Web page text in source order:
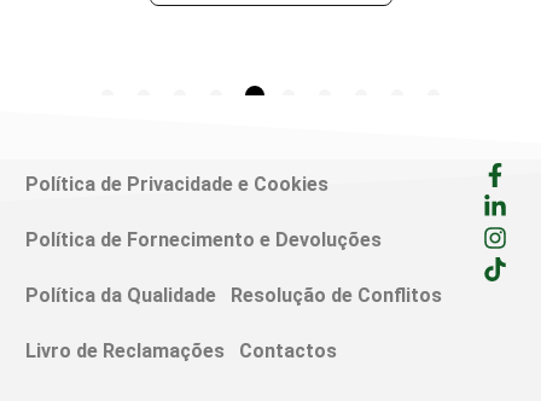
Política de Privacidade e Cookies
Política de Fornecimento e Devoluções
Política da Qualidade Resolução de Conflitos
Livro de Reclamações Contactos